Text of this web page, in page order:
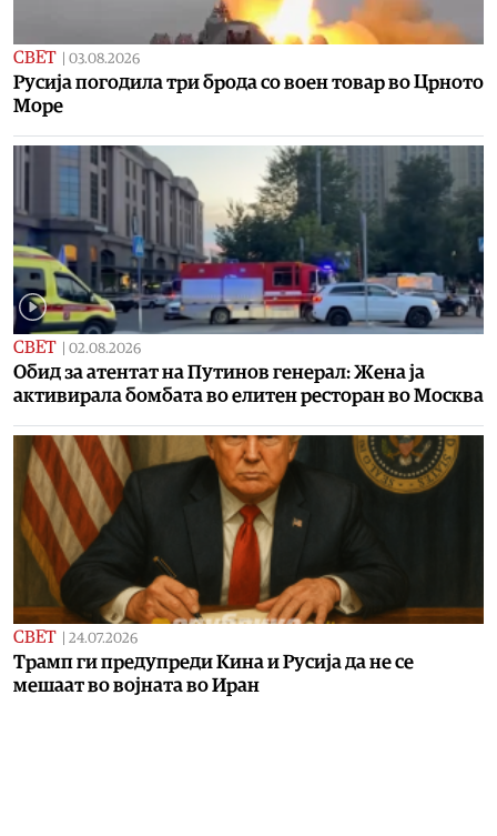
СВЕТ | 03.08.2026
Русија погодила три брода со воен товар во Црното
Море
СВЕТ | 02.08.2026
Обид за атентат на Путинов генерал: Жена ја
активирала бомбата во елитен ресторан во Москва
СВЕТ | 24.07.2026
Трамп ги предупреди Кина и Русија да не се
мешаат во војната во Иран